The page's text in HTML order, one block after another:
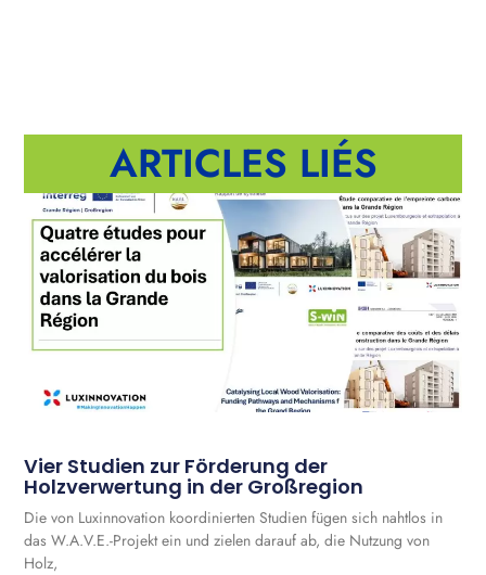
ARTICLES LIÉS
Vier Studien zur Förderung der
Holzverwertung in der Großregion
Die von Luxinnovation koordinierten Studien fügen sich nahtlos in
das W.A.V.E.-Projekt ein und zielen darauf ab, die Nutzung von
Holz,